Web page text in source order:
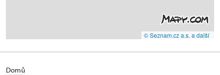
© Seznam.cz a.s. a další
Domů